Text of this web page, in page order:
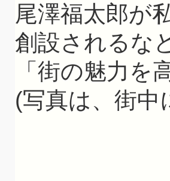
尾澤福太郎が
創設されるな
「街の魅力
(写真は、街中